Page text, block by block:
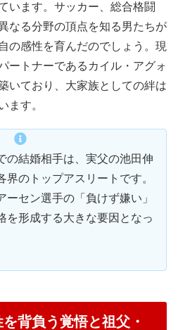
います。サッカー、総合格闘
なる分野の頂点を知る男たちが
の感性を育んだのでしょう。現
ートナーであるカイル・アグォ
いており、大家族としての絆は
ます。
の結婚相手は、実父の池田伸
のトップアスリートです。
ーセン選手の「負けず嫌い」
を形成する大きな要因となっ
を背負う覚悟と祖父・